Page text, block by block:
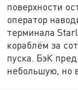
поверхности
оператор
терминала
кораблём за
пуска. БэК
небольшую, но